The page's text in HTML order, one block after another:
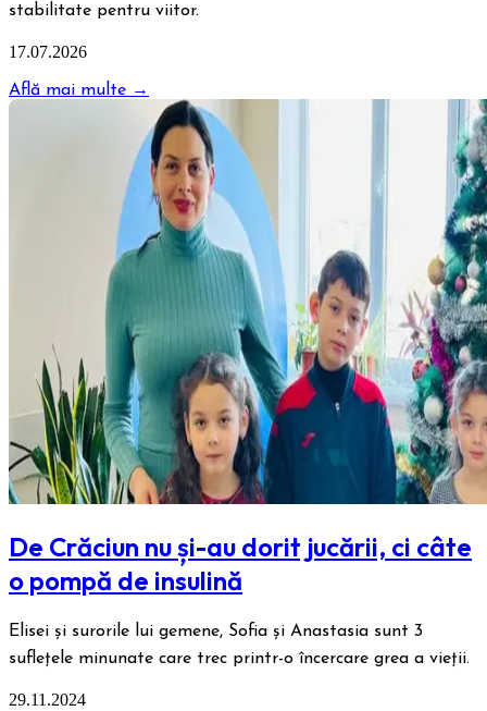
stabilitate pentru viitor.
17.07.2026
Află mai multe →
De Crăciun nu și-au dorit jucării, ci câte
o pompă de insulină
Elisei şi surorile lui gemene, Sofia şi Anastasia sunt 3
sufleţele minunate care trec printr-o încercare grea a vieţii.
29.11.2024